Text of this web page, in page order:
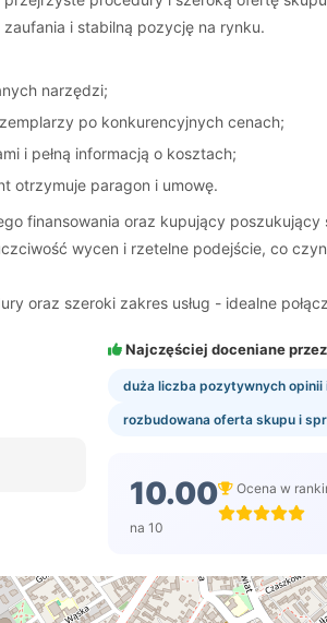
i stabilną pozycję na rynku.
narzędzi;
po konkurencyjnych cenach;
i pełną informacją o kosztach;
otrzymuje paragon i umowę.
finansowania oraz kupujący
wycen i rzetelne podejście, co
oraz szeroki zakres usług - idealne
Najczęściej doceniane
duża liczba pozytywnych
rozbudowana oferta skupu i
10.00
na 10
Ocena w